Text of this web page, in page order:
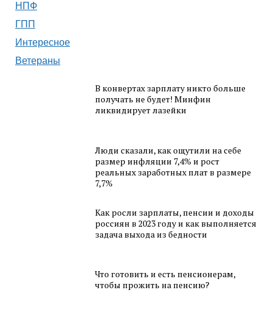
НПФ
ГПП
Интересное
Ветераны
В конвертах зарплату никто больше
получать не будет! Минфин
ликвидирует лазейки
Люди сказали, как ощутили на себе
размер инфляции 7,4% и рост
реальных заработных плат в размере
7,7%
Как росли зарплаты, пенсии и доходы
россиян в 2023 году и как выполняется
задача выхода из бедности
Что готовить и есть пенсионерам,
чтобы прожить на пенсию?